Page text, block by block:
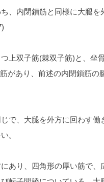
、内閉鎖筋と同様に大腿を
上双子筋(棘双子筋)と、坐
があり、前述の内閉鎖筋の
で、大腿を外方に回わす働
。
あり、四角形の厚い筋で